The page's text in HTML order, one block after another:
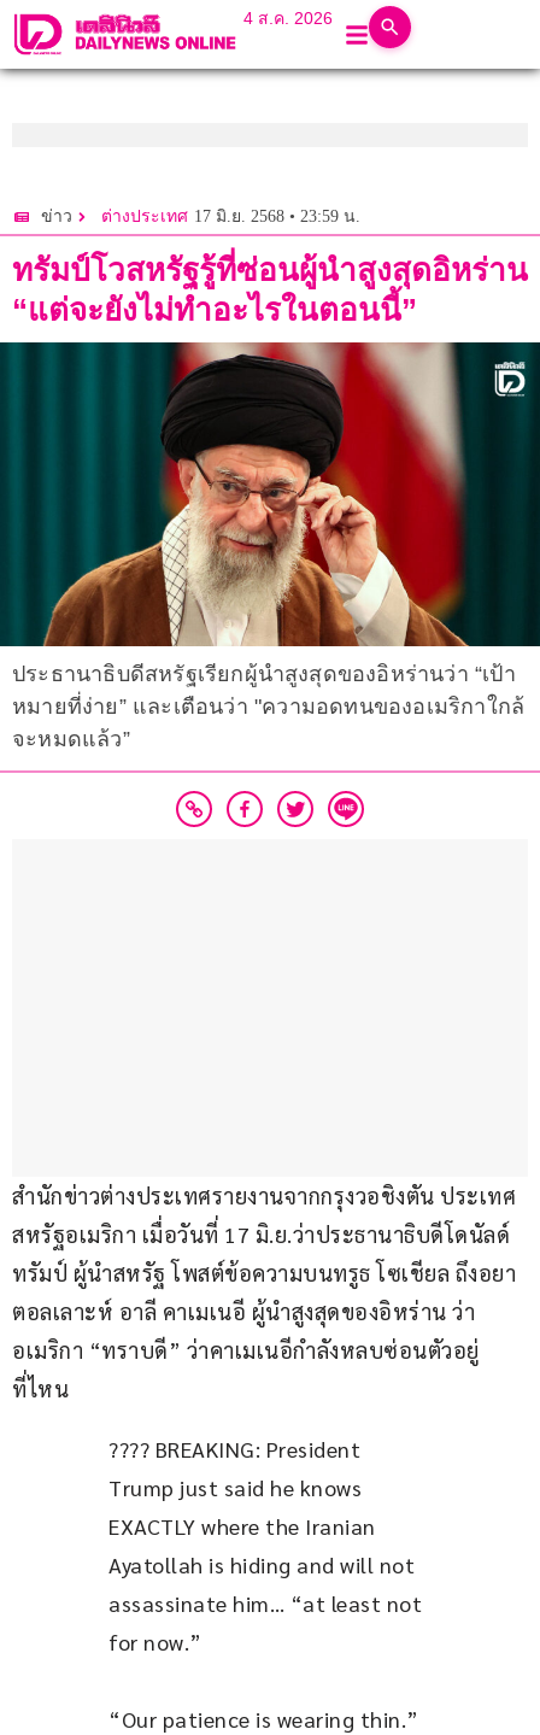
4 ส.ค. 2026
ข่าว ต่างประเทศ 17 มิ.ย. 2568 • 23:59 น.
ทรัมป์โวสหรัฐรู้ที่ซ่อนผู้นำสูงสุดอิหร่าน
“แต่จะยังไม่ทำอะไรในตอนนี้”
ประธานาธิบดีสหรัฐเรียกผู้นำสูงสุดของอิหร่านว่า “เป้า
หมายที่ง่าย” และเตือนว่า "ความอดทนของอเมริกาใกล้
จะหมดแล้ว”
สำนักข่าวต่างประเทศรายงานจากกรุงวอชิงตัน ประเทศ
สหรัฐอเมริกา เมื่อวันที่ 17 มิ.ย.ว่าประธานาธิบดีโดนัลด์
ทรัมป์ ผู้นำสหรัฐ โพสต์ข้อความบนทรูธ โซเชียล ถึงอยา
ตอลเลาะห์ อาลี คาเมเนอี ผู้นำสูงสุดของอิหร่าน ว่า
อเมริกา “ทราบดี” ว่าคาเมเนอีกำลังหลบซ่อนตัวอยู่
ที่ไหน
???? BREAKING: President
Trump just said he knows
EXACTLY where the Iranian
Ayatollah is hiding and will not
assassinate him… “at least not
for now.”
“Our patience is wearing thin.”